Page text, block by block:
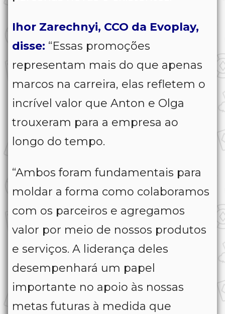
Ihor Zarechnyi, CCO da Evoplay,
disse: “Essas promoções
representam mais do que apenas
marcos na carreira, elas refletem o
incrível valor que Anton e Olga
trouxeram para a empresa ao
longo do tempo.
“Ambos foram fundamentais para
moldar a forma como colaboramos
com os parceiros e agregamos
valor por meio de nossos produtos
e serviços. A liderança deles
desempenhará um papel
importante no apoio às nossas
metas futuras à medida que